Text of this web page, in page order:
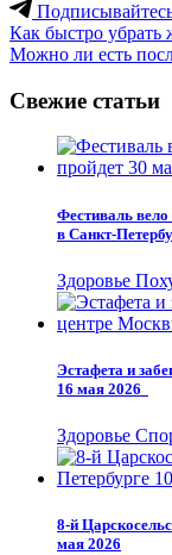
Навигация
по
записям
Как быстро убрать
Можно ли есть
Свежие статьи
Фестиваль
в Санкт-
Здоровье
Эстафета и
16 мая 2026
Здоровье
8-й
мая 2026